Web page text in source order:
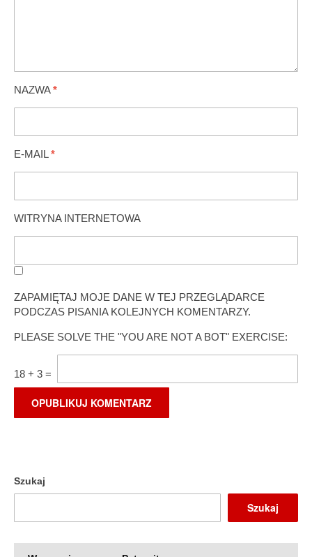
NAZWA*
E-MAIL *
WITRYNA INTERNETOWA
ZAPAMIĘTAJ MOJE DANE W TEJ PRZEGLĄDARCE
PODCZAS PISANIA KOLEJNYCH KOMENTARZY.
PLEASE SOLVE THE "YOU ARE NOT A BOT" EXERCISE:
18 + 3 =
Szukaj
Szukaj